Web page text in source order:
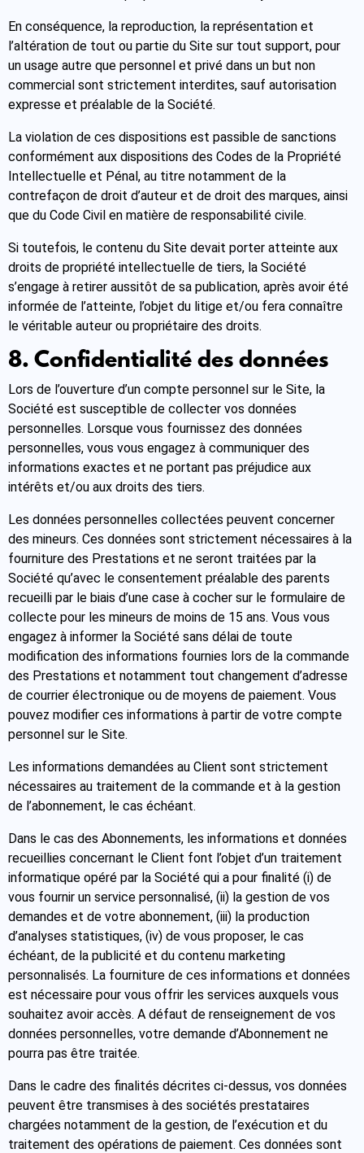
En conséquence, la reproduction, la représentation et
l’altération de tout ou partie du Site sur tout support, pour
un usage autre que personnel et privé dans un but non
commercial sont strictement interdites, sauf autorisation
expresse et préalable de la Société.
La violation de ces dispositions est passible de sanctions
conformément aux dispositions des Codes de la Propriété
Intellectuelle et Pénal, au titre notamment de la
contrefaçon de droit d’auteur et de droit des marques, ainsi
que du Code Civil en matière de responsabilité civile.
Si toutefois, le contenu du Site devait porter atteinte aux
droits de propriété intellectuelle de tiers, la Société
s’engage à retirer aussitôt de sa publication, après avoir été
informée de l’atteinte, l’objet du litige et/ou fera connaître
le véritable auteur ou propriétaire des droits.
8. Confidentialité des données
Lors de l’ouverture d’un compte personnel sur le Site, la
Société est susceptible de collecter vos données
personnelles. Lorsque vous fournissez des données
personnelles, vous vous engagez à communiquer des
informations exactes et ne portant pas préjudice aux
intérêts et/ou aux droits des tiers.
Les données personnelles collectées peuvent concerner
des mineurs. Ces données sont strictement nécessaires à la
fourniture des Prestations et ne seront traitées par la
Société qu’avec le consentement préalable des parents
recueilli par le biais d’une case à cocher sur le formulaire de
collecte pour les mineurs de moins de 15 ans. Vous vous
engagez à informer la Société sans délai de toute
modification des informations fournies lors de la commande
des Prestations et notamment tout changement d’adresse
de courrier électronique ou de moyens de paiement. Vous
pouvez modifier ces informations à partir de votre compte
personnel sur le Site.
Les informations demandées au Client sont strictement
nécessaires au traitement de la commande et à la gestion
de l’abonnement, le cas échéant.
Dans le cas des Abonnements, les informations et données
recueillies concernant le Client font l’objet d’un traitement
informatique opéré par la Société qui a pour finalité (i) de
vous fournir un service personnalisé, (ii) la gestion de vos
demandes et de votre abonnement, (iii) la production
d’analyses statistiques, (iv) de vous proposer, le cas
échéant, de la publicité et du contenu marketing
personnalisés. La fourniture de ces informations et données
est nécessaire pour vous offrir les services auxquels vous
souhaitez avoir accès. A défaut de renseignement de vos
données personnelles, votre demande d’Abonnement ne
pourra pas être traitée.
Dans le cadre des finalités décrites ci-dessus, vos données
peuvent être transmises à des sociétés prestataires
chargées notamment de la gestion, de l’exécution et du
traitement des opérations de paiement. Ces données sont